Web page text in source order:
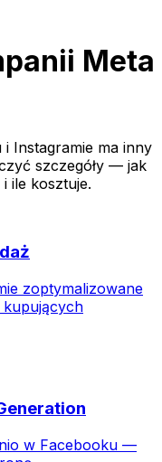
Meta
Instagramie ma inny
szczegóły — jak
ile kosztuje.
zoptymalizowane
w Facebooku —